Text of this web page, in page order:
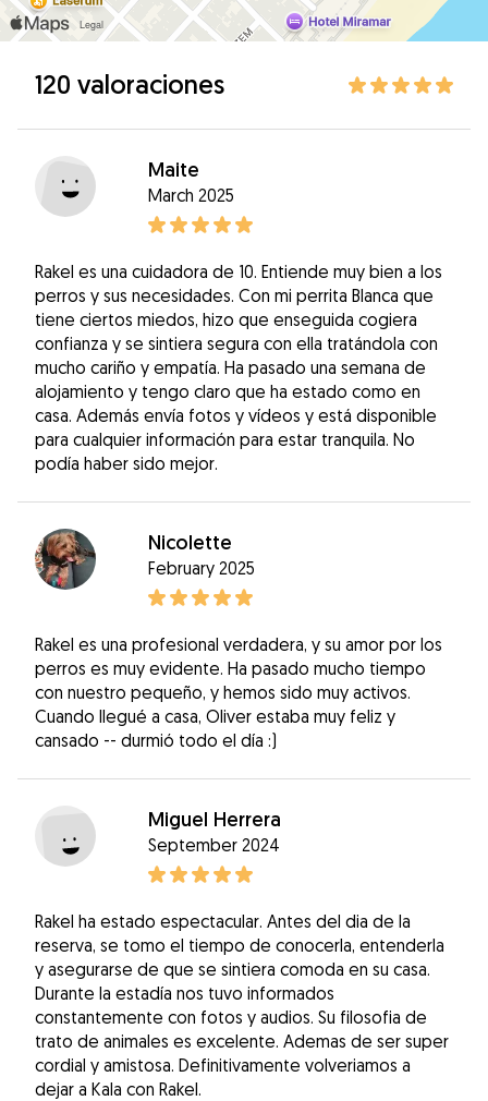
120 valoraciones
Maite
March 2025
Rakel es una cuidadora de 10. Entiende muy bien a los
perros y sus necesidades. Con mi perrita Blanca que
tiene ciertos miedos, hizo que enseguida cogiera
confianza y se sintiera segura con ella tratándola con
mucho cariño y empatía. Ha pasado una semana de
alojamiento y tengo claro que ha estado como en
casa. Además envía fotos y vídeos y está disponible
para cualquier información para estar tranquila. No
podía haber sido mejor.
Nicolette
February 2025
Rakel es una profesional verdadera, y su amor por los
perros es muy evidente. Ha pasado mucho tiempo
con nuestro pequeño, y hemos sido muy activos.
Cuando llegué a casa, Oliver estaba muy feliz y
cansado -- durmió todo el día :)
Miguel Herrera
September 2024
Rakel ha estado espectacular. Antes del dia de la
reserva, se tomo el tiempo de conocerla, entenderla
y asegurarse de que se sintiera comoda en su casa.
Durante la estadía nos tuvo informados
constantemente con fotos y audios. Su filosofia de
trato de animales es excelente. Ademas de ser super
cordial y amistosa. Definitivamente volveriamos a
dejar a Kala con Rakel.